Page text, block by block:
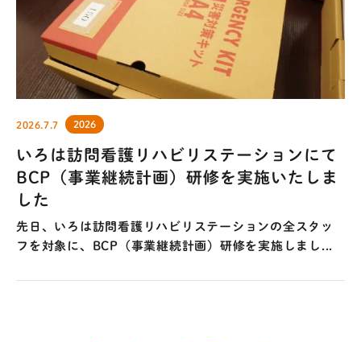
2026.7.7 2026
​いろは訪問看護リハビリステーションにて
BCP（事業継続計画）研修を実施いたしま
した
先日、いろは訪問看護リハビリステーションの全スタッ
フを対象に、BCP（事業継続計画）研修を実施しまし...